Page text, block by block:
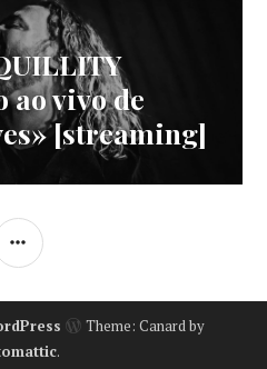
ao vivo de
[streaming]
SIDEBAR
Theme: Canard by
.